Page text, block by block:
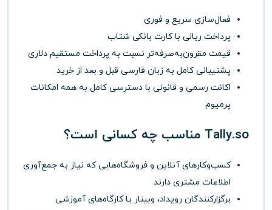
فعال‌سازی سریع و فوری
پرداخت ریالی با کارت بانکی شتاب
قیمت مقرون‌به‌صرفه‌تر نسبت به پرداخت مستقیم دلاری
پشتیبانی کامل به زبان فارسی قبل و بعد از خرید
اکانت رسمی و قانونی با دسترسی کامل به همه امکانات
پرمیوم
Tally.so مناسب چه کسانی است؟
کسب‌وکارهای آنلاین و فروشگاه‌هایی که نیاز به جمع‌آوری
اطلاعات مشتری دارند
برگزارکنندگان رویداد، وبینار یا کارگاه‌های آموزشی